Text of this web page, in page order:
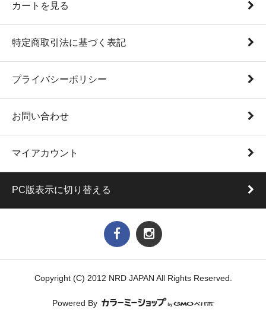
カートを見る
特定商取引法に基づく表記
プライバシーポリシー
お問い合わせ
マイアカウント
PC版表示に切り替える
Copyright (C) 2012 NRD JAPAN All Rights Reserved.
Powered By